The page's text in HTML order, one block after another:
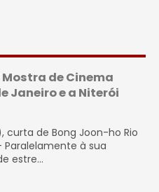
de Cinema
Janeiro e a Niterói
curta de Bong Joon-ho Rio
à sua
estre...